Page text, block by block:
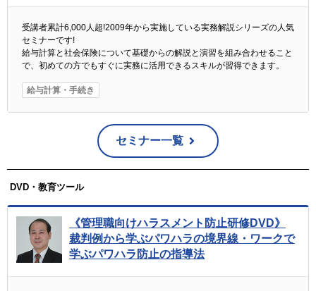
受講者累計6,000人超!2009年から実施している実務解説シリーズの人気
セミナーです!
給与計算と社会保険について基礎からの解説と演習を組み合わせること
で、初めての方でもすぐに実務に活用できるスキルが習得できます。
給与計算・手続き
セミナー一覧
DVD・教育ツール
《管理職向けハラスメント防止研修DVD》
裁判例から学ぶパワハラの境界線・ワークで
学ぶパワハラ防止の指導法